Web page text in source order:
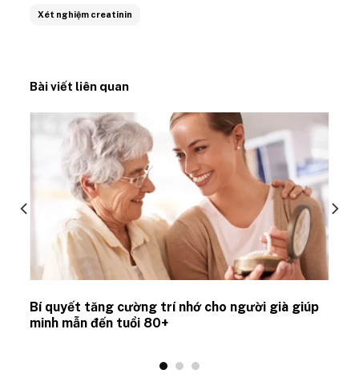
Xét nghiệm creatinin
Bài viết liên quan
Bí quyết tăng cường trí nhớ cho người già giúp
minh mẫn đến tuổi 80+